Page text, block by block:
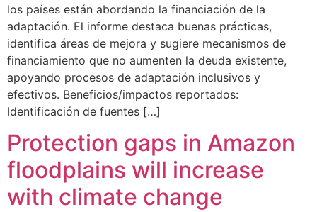
los países están abordando la financiación de la
adaptación. El informe destaca buenas prácticas,
identifica áreas de mejora y sugiere mecanismos de
financiamiento que no aumenten la deuda existente,
apoyando procesos de adaptación inclusivos y
efectivos. Beneficios/impactos reportados:
Identificación de fuentes […]
Protection gaps in Amazon
floodplains will increase
with climate change